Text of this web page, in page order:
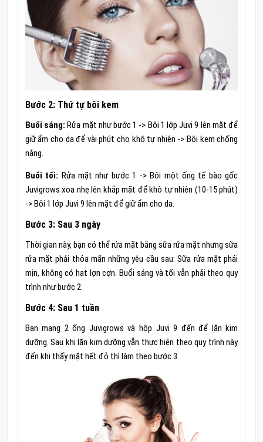
Bước 2: Thứ tự bôi kem
Buổi sáng: Rửa mặt như bước 1 -> Bôi 1 lớp Juvi 9 lên mặt để
giữ ẩm cho da để vài phút cho khô tự nhiên -> Bôi kem chống
nắng.
Buổi tối: Rửa mặt như bước 1 -> Bôi một ống tế bào gốc
Juvigrows xoa nhẹ lên khắp mặt để khô tự nhiên (10-15 phút)
-> Bôi 1 lớp Juvi 9 lên mặt để giữ ẩm cho da.
Bước 3: Sau 3 ngày
Thời gian này, bạn có thể rửa mặt bằng sữa rửa mặt nhưng sữa
rửa mặt phải thỏa mãn những yêu cầu sau: Sữa rửa mặt phải
mịn, không có hạt lợn cợn. Buổi sáng và tối vẫn phải theo quy
trình như bước 2.
Bước 4: Sau 1 tuần
Bạn mang 2 ống Juvigrows và hộp Juvi 9 đến để lăn kim
dưỡng. Sau khi lăn kim dưỡng vẫn thực hiện theo quy trình này
đến khi thấy mặt hết đỏ thì làm theo bước 3.